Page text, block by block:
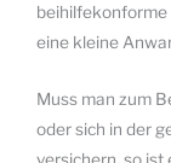
beihilfekonforme
eine kleine
Muss man zum
oder sich in der
versichern, so